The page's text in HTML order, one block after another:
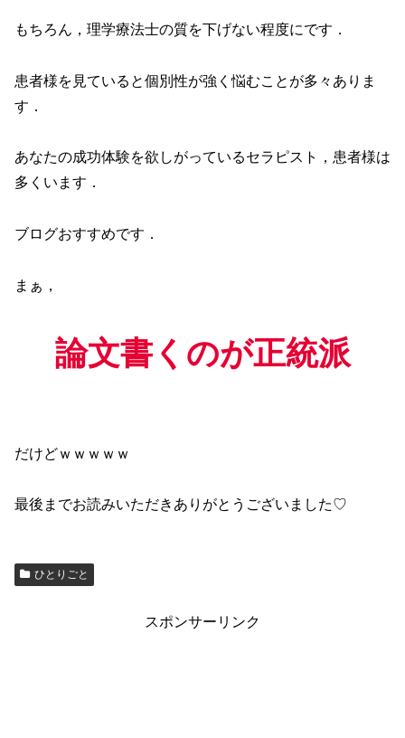
もちろん，理学療法士の質を下げない程度にです．
患者様を見ていると個別性が強く悩むことが多々ありま
す．
あなたの成功体験を欲しがっているセラピスト，患者様は
多くいます．
ブログおすすめです．
まぁ，
論文書くのが正統派
だけどｗｗｗｗｗ
最後までお読みいただきありがとうございました♡
ひとりごと
スポンサーリンク